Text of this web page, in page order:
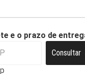
e o prazo de
Consultar